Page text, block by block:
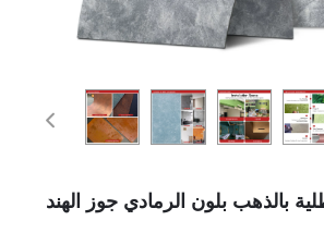
بالذهب بلون الرمادي جوز الهند